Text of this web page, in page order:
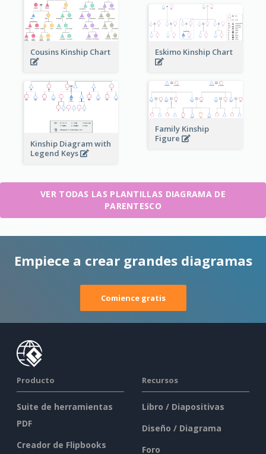
Cousins Kinship Chart Eskimo Kinship Chart
Kinship Diagram with
Legend Keys
Family Kinship
Figure
VER TODAS LAS PLANTILLAS DIAGRAMA DE
PARENTESCO
Empiece a crear grandes diagramas
Comience gratis
Producto
Suite de herramientas
PDF
Creador de Flipbooks
Recursos
Libro / Diapositivas
Diseño / Diagrama
Foro